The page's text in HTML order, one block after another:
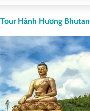
Tour Hành Hương Bhutan